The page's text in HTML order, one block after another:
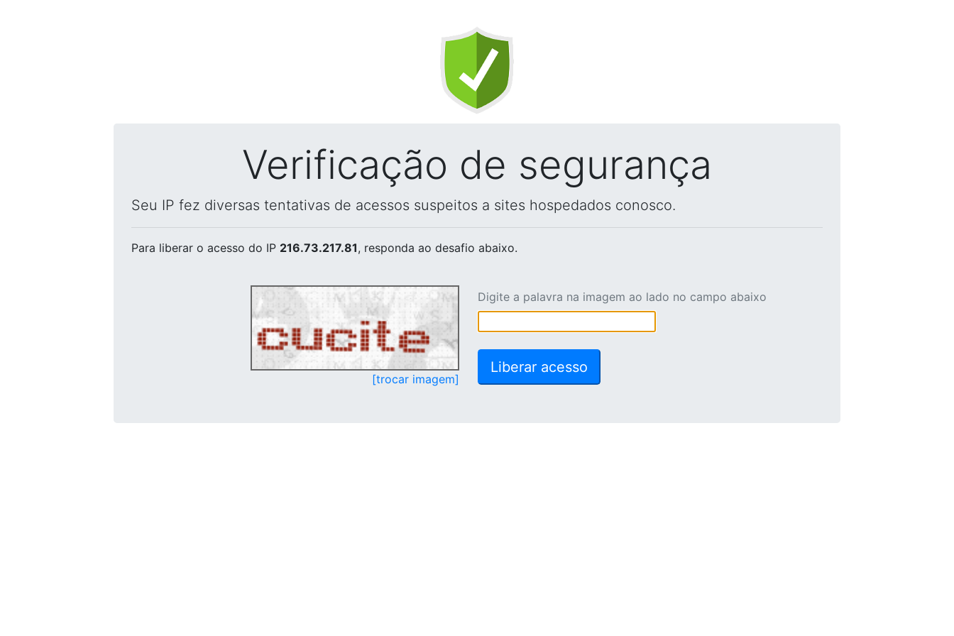
Verificação de segurança
Seu IP fez diversas tentativas de acessos suspeitos a sites hospedados conosco.
Para liberar o acesso do IP 216.73.217.81, responda ao desafio abaixo.
[trocar imagem]
Digite a palavra na imagem ao lado no campo abaixo